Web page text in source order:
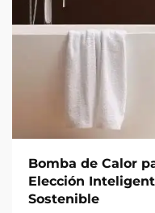
Bomba de Calor
Elección
Sostenible